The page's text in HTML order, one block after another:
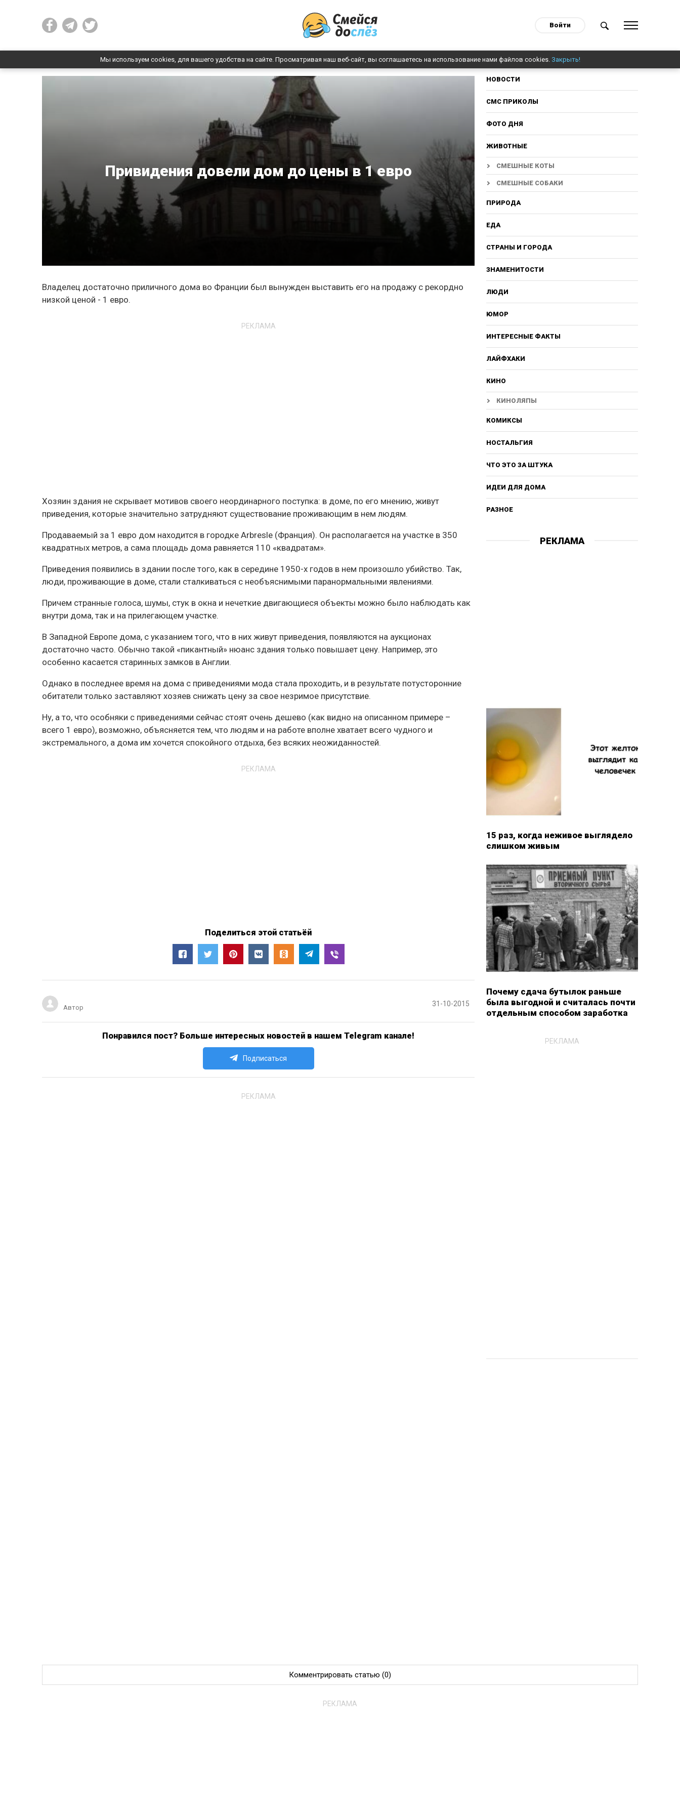
Войти
Мы используем cookies, для вашего удобства на сайте. Просматривая наш веб-сайт, вы соглашаетесь на использование нами файлов cookies. Закрыть!
Привидения довели дом до цены в 1 евро
Владелец достаточно приличного дома во Франции был вынужден выставить его на продажу с рекордно
низкой ценой - 1 евро.
РЕКЛАМА
Хозяин здания не скрывает мотивов своего неординарного поступка: в доме, по его мнению, живут
приведения, которые значительно затрудняют существование проживающим в нем людям.
Продаваемый за 1 евро дом находится в городке Arbresle (Франция). Он располагается на участке в 350
квадратных метров, а сама площадь дома равняется 110 «квадратам».
Приведения появились в здании после того, как в середине 1950-х годов в нем произошло убийство. Так,
люди, проживающие в доме, стали сталкиваться с необъяснимыми паранормальными явлениями.
Причем странные голоса, шумы, стук в окна и нечеткие двигающиеся объекты можно было наблюдать как
внутри дома, так и на прилегающем участке.
В Западной Европе дома, с указанием того, что в них живут приведения, появляются на аукционах
достаточно часто. Обычно такой «пикантный» нюанс здания только повышает цену. Например, это
особенно касается старинных замков в Англии.
Однако в последнее время на дома с приведениями мода стала проходить, и в результате потусторонние
обитатели только заставляют хозяев снижать цену за свое незримое присутствие.
Ну, а то, что особняки с приведениями сейчас стоят очень дешево (как видно на описанном примере –
всего 1 евро), возможно, объясняется тем, что людям и на работе вполне хватает всего чудного и
экстремального, а дома им хочется спокойного отдыха, без всяких неожиданностей.
РЕКЛАМА
Поделиться этой статьёй
Автор 31-10-2015
Понравился пост? Больше интересных новостей в нашем Telegram канале!
Подписаться
РЕКЛАМА
НОВОСТИ
СМС ПРИКОЛЫ
ФОТО ДНЯ
ЖИВОТНЫЕ
СМЕШНЫЕ КОТЫ
СМЕШНЫЕ СОБАКИ
ПРИРОДА
ЕДА
СТРАНЫ И ГОРОДА
ЗНАМЕНИТОСТИ
ЛЮДИ
ЮМОР
ИНТЕРЕСНЫЕ ФАКТЫ
ЛАЙФХАКИ
КИНО
КИНОЛЯПЫ
КОМИКСЫ
НОСТАЛЬГИЯ
ЧТО ЭТО ЗА ШТУКА
ИДЕИ ДЛЯ ДОМА
РАЗНОЕ
РЕКЛАМА
15 раз, когда неживое выглядело
слишком живым
Почему сдача бутылок раньше
была выгодной и считалась почти
отдельным способом заработка
РЕКЛАМА
Комментрировать статью (0)
РЕКЛАМА